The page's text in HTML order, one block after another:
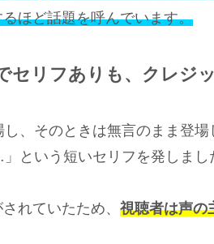
ほど話題を呼んでいます。
セリフありも、クレジ
、そのときは無言のまま登場
という短いセリフを発しまし
れていたため、 視聴者は声の